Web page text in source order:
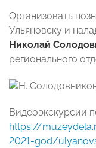
Организовать
Ульяновску и
Николай
регионального
Видеоэкскурсии
https://
2021-god/